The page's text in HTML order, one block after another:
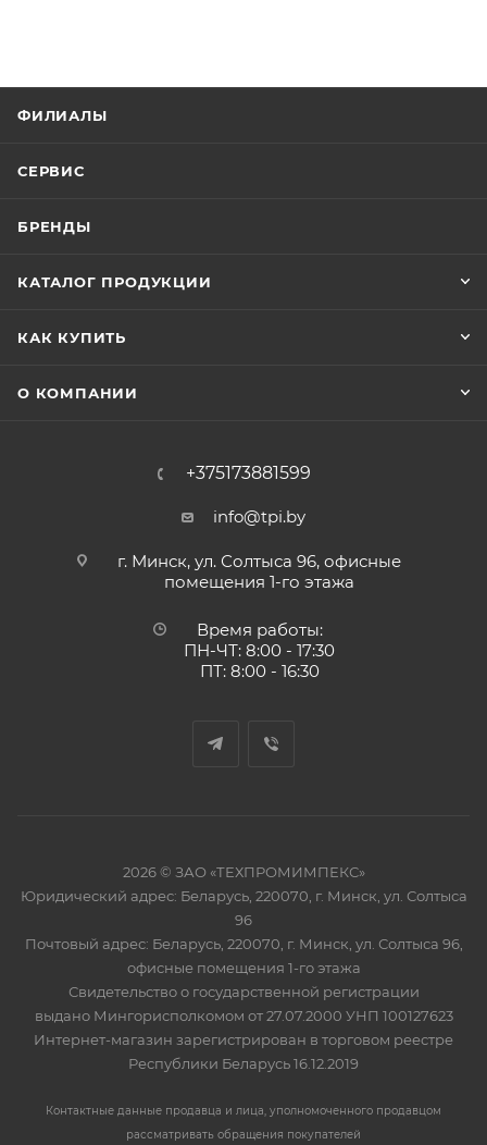
ФИЛИАЛЫ
СЕРВИС
БРЕНДЫ
КАТАЛОГ ПРОДУКЦИИ
КАК КУПИТЬ
О КОМПАНИИ
+375173881599
info@tpi.by
г. Минск, ул. Солтыса 96, офисные
помещения 1-го этажа
Время работы:
ПН-ЧТ: 8:00 - 17:30
ПТ: 8:00 - 16:30
2026 © ЗАО «ТЕХПРОМИМПЕКС»
Юридический адрес: Беларусь, 220070, г. Минск, ул. Солтыса
96
Почтовый адрес: Беларусь, 220070, г. Минск, ул. Солтыса 96,
офисные помещения 1-го этажа
Свидетельство о государственной регистрации
выдано Мингорисполкомом от 27.07.2000 УНП 100127623
Интернет-магазин зарегистрирован в торговом реестре
Республики Беларусь 16.12.2019
Контактные данные продавца и лица, уполномоченного продавцом
рассматривать обращения покупателей